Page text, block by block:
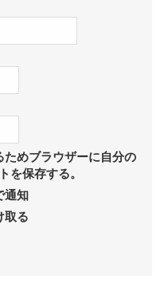
めブラウザーに自分の
を保存する。
通知
取る